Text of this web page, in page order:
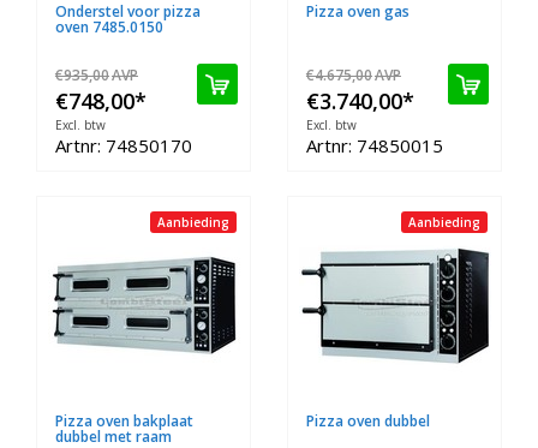
Onderstel voor pizza
oven 7485.0150
€935,00AVP
€748,00*
Excl. btw
Artnr: 74850170
Pizza oven gas
€4.675,00AVP
€3.740,00*
Excl. btw
Artnr: 74850015
Aanbieding
Pizza oven bakplaat
dubbel met raam
Aanbieding
Pizza oven dubbel